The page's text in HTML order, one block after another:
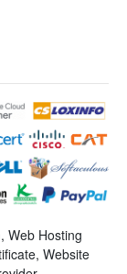
Web Hosting
Website